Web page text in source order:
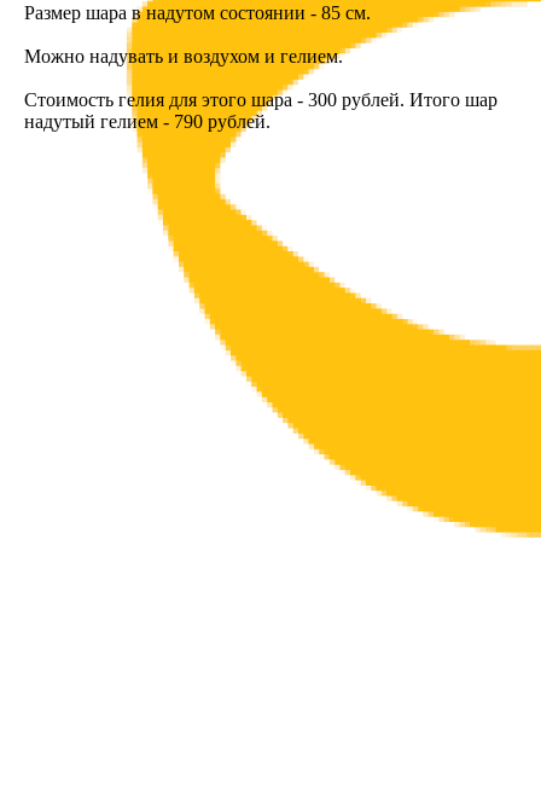
Размер шара в надутом состоянии - 85 см.
Можно надувать и воздухом и гелием.
Стоимость гелия для этого шара - 300 рублей. Итого шар
надутый гелием - 790 рублей.